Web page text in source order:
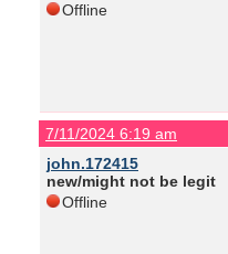
Offline
7/11/2024 6:19 am
john.172415
new/might not be legit
Offline